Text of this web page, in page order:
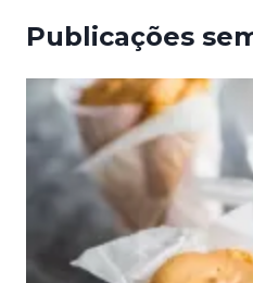
Publicações